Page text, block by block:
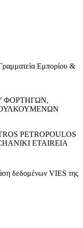
Εμπορίου &
ΦΟΡΤΗΓΩΝ,
PETROPOULOS
ETAIREIA
δεδομένων VIES της